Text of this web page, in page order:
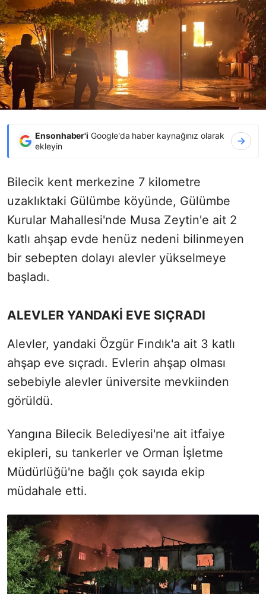
Ensonhaber'i Google'da haber kaynağınız olarak
ekleyin
Bilecik kent merkezine 7 kilometre
uzaklıktaki Gülümbe köyünde, Gülümbe
Kurular Mahallesi'nde Musa Zeytin'e ait 2
katlı ahşap evde henüz nedeni bilinmeyen
bir sebepten dolayı alevler yükselmeye
başladı.
ALEVLER YANDAKİ EVE SIÇRADI
Alevler, yandaki Özgür Fındık'a ait 3 katlı
ahşap eve sıçradı. Evlerin ahşap olması
sebebiyle alevler üniversite mevkiinden
görüldü.
Yangına Bilecik Belediyesi'ne ait itfaiye
ekipleri, su tankerler ve Orman İşletme
Müdürlüğü'ne bağlı çok sayıda ekip
müdahale etti.